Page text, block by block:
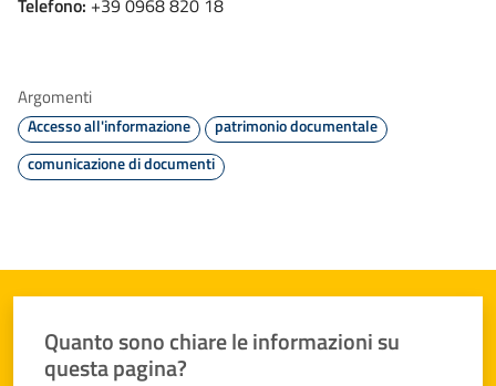
Telefono: +39 0968 820 18
Argomenti
Accesso all'informazione
patrimonio documentale
comunicazione di documenti
Quanto sono chiare le informazioni su
questa pagina?